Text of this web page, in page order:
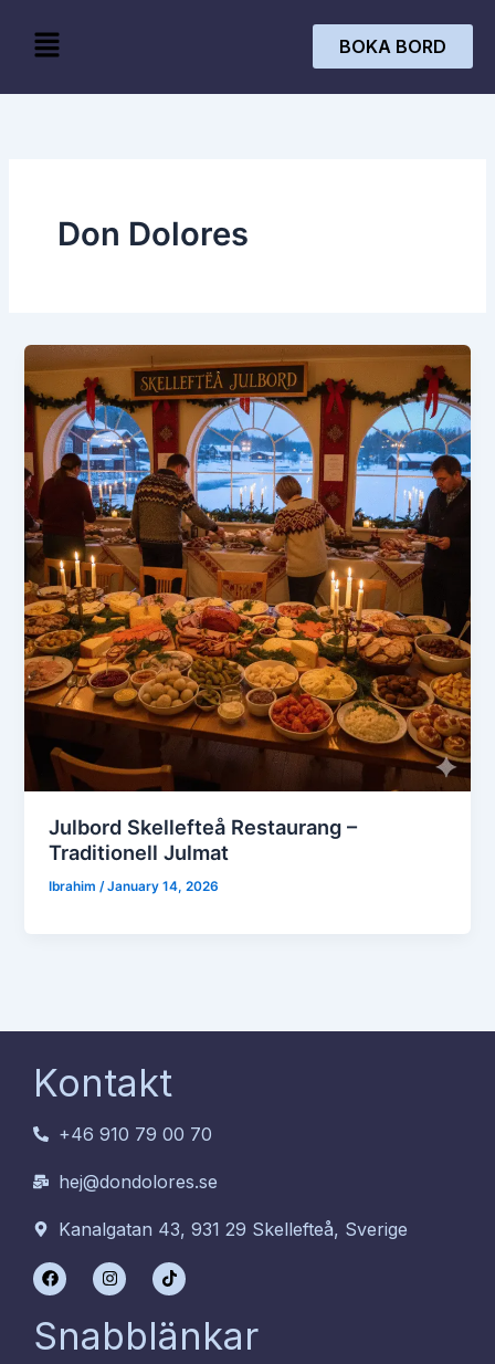
Menu BOKA BORD
Don Dolores
Julbord Skellefteå Restaurang –
Traditionell Julmat
Ibrahim/January 14, 2026
Kontakt
+46 910 79 00 70
hej@dondolores.se
Kanalgatan 43, 931 29 Skellefteå, Sverige
F
a
c
e
b
o
I
n
s
t
a
g
T
i
k
t
o
k
Snabblänkar